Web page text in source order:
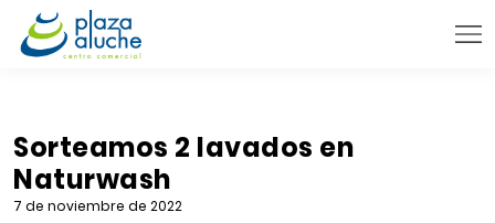
TIENDAS
VENTA TELEFÓNICA
Sorteamos 2 lavados en
Naturwash
7 de noviembre de 2022